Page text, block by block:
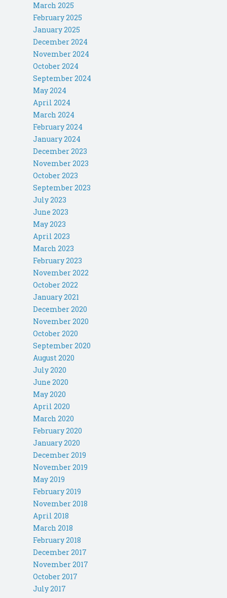
March 2025
February 2025
January 2025
December 2024
November 2024
October 2024
September 2024
May 2024
April 2024
March 2024
February 2024
January 2024
December 2023
November 2023
October 2023
September 2023
July 2023
June 2023
May 2023
April 2023
March 2023
February 2023
November 2022
October 2022
January 2021
December 2020
November 2020
October 2020
September 2020
August 2020
July 2020
June 2020
May 2020
April 2020
March 2020
February 2020
January 2020
December 2019
November 2019
May 2019
February 2019
November 2018
April 2018
March 2018
February 2018
December 2017
November 2017
October 2017
July 2017